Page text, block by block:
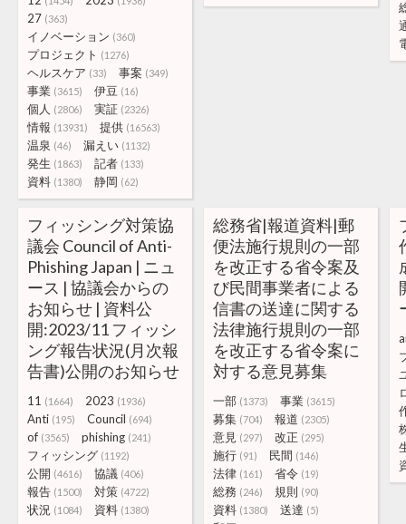
27 (363)
イノベーション (360)
プロジェクト (1276)
ヘルスケア (33) 事案 (349)
事業 (3615) 伊豆 (16)
個人 (2806) 実証 (2326)
情報 (13931) 提供 (16563)
温泉 (46) 漏えい (1132)
発生 (1863) 記者 (133)
資料 (1380) 静岡 (62)
フィッシング対策協
議会 Council of Anti-
Phishing Japan | ニュ
ース | 協議会からの
お知らせ | 資料公
開:2023/11 フィッシ
ング報告状況(月次報
告書)公開のお知らせ
11 (1664) 2023 (1936)
Anti (195) Council (694)
of (3565) phishing (241)
フィッシング (1192)
公開 (4616) 協議 (406)
報告 (1500) 対策 (4722)
状況 (1084) 資料 (1380)
総務省|報道資料|郵
便法施行規則の一部
を改正する省令案及
び民間事業者による
信書の送達に関する
法律施行規則の一部
を改正する省令案に
対する意見募集
一部 (1373) 事業 (3615)
募集 (704) 報道 (2305)
意見 (297) 改正 (295)
施行 (91) 民間 (146)
法律 (161) 省令 (19)
総務 (246) 規則 (90)
資料 (1380) 送達 (5)